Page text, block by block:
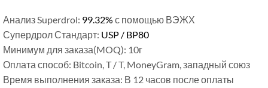
Анализ Superdrol: 99.32% с помощью ВЭЖХ
Супердрол Стандарт: USP / BP80
Минимум для заказа(MOQ): 10г
Оплата способ: Bitcoin, T / T, MoneyGram, западный союз
Время выполнения заказа: В 12 часов после оплаты